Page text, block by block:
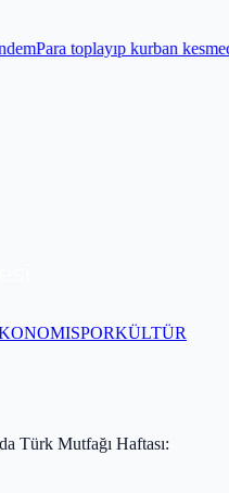
kurban kesmediği iddia edilen
SPORKÜLTÜR
Türk Mutfağı Haftası: